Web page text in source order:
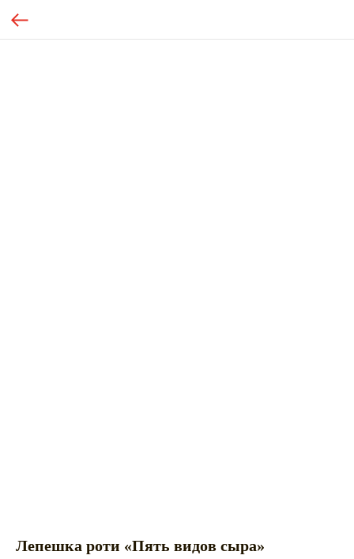
Лепешка роти «Пять видов сыра»